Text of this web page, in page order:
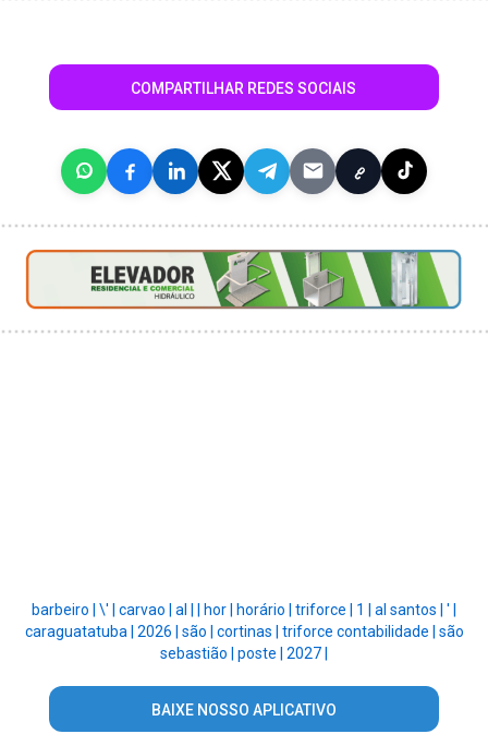
COMPARTILHAR REDES SOCIAIS
barbeiro | \' | carvao | al | hor | horário | triforce | 1 | al santos | ' |
caraguatatuba | 2026 | são | cortinas | triforce contabilidade | são
sebastião | poste | 2027 |
BAIXE NOSSO APLICATIVO